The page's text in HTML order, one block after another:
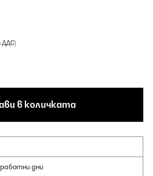
ДДС)
в количката
дни